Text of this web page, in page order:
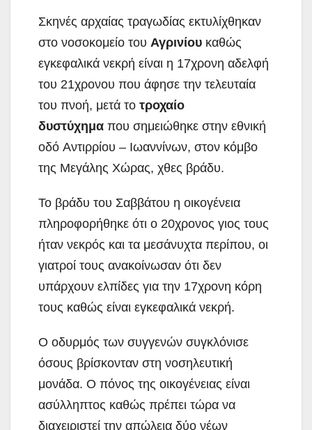
Σκηνές αρχαίας τραγωδίας εκτυλίχθηκαν
στο νοσοκομείο του Αγρινίου καθώς
εγκεφαλικά νεκρή είναι η 17χρονη αδελφή
του 21χρονου που άφησε την τελευταία
του πνοή, μετά το τροχαίο
δυστύχημα που σημειώθηκε στην εθνική
οδό Αντιρρίου – Ιωαννίνων, στον κόμβο
της Μεγάλης Χώρας, χθες βράδυ.
Το βράδυ του Σαββάτου η οικογένεια
πληροφορήθηκε ότι ο 20χρονος γιος τους
ήταν νεκρός και τα μεσάνυχτα περίπου, οι
γιατροί τους ανακοίνωσαν ότι δεν
υπάρχουν ελπίδες για την 17χρονη κόρη
τους καθώς είναι εγκεφαλικά νεκρή.
Ο οδυρμός των συγγενών συγκλόνισε
όσους βρίσκονταν στη νοσηλευτική
μονάδα. Ο πόνος της οικογένειας είναι
ασύλληπτος καθώς πρέπει τώρα να
διαχειριστεί την απώλεια δύο νέων